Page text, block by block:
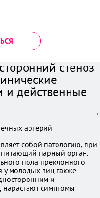
стеноз
и действенные
собой патологию, при
питающий парный орган.
пола преклонного
у молодых лиц также
и
нарастают симптомы